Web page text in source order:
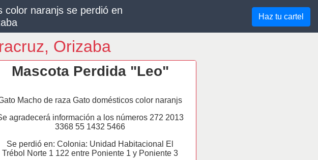
color naranjs se perdió en
Haz tu cartel
Orizaba
Mascota Perdida "Leo"
Macho de raza Gato domésticos color naranjs
agradecerá información a los números 272 2013
3368 55 1432 5466
Se perdió en: Colonia: Unidad Habitacional El
Trébol Norte 1 122 entre Poniente 1 y Poniente 3